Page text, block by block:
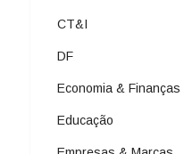
CT&I
DF
Economia & Finanças
Educação